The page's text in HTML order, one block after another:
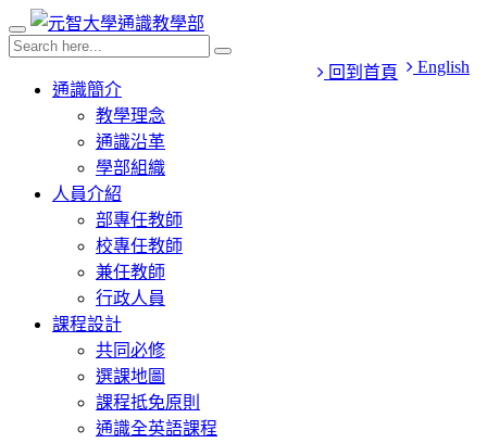
English
回到首頁
通識簡介
教學理念
通識沿革
學部組織
人員介紹
部專任教師
校專任教師
兼任教師
行政人員
課程設計
共同必修
選課地圖
課程抵免原則
通識全英語課程